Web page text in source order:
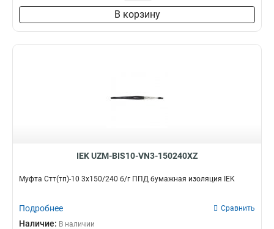
В корзину
IEK UZM-BIS10-VN3-150240XZ
Муфта Стт(тп)-10 3х150/240 б/г ППД бумажная изоляция IEK
Подробнее Сравнить
Наличие: В наличии